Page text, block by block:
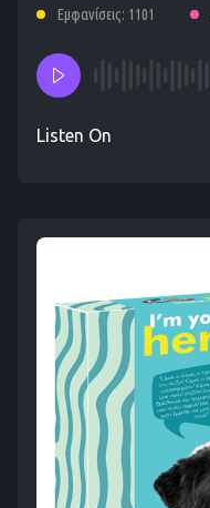
Εμφανίσεις: 1101
Listen On